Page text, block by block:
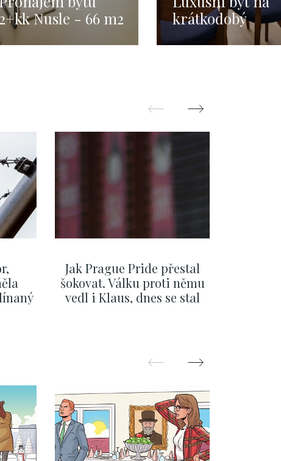
2+kk Nusle - 66 m2
krátkodobý
pronájem,
Jak Prague Pride přestal
šokovat. Válku proti němu
vedl i Klaus, dnes se stal